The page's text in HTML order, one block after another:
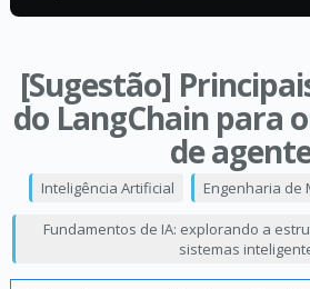
[Sugestão]
do LangChain para
de
Inteligência Artificial Engenharia de
Fundamentos de IA: explorando a
sistemas